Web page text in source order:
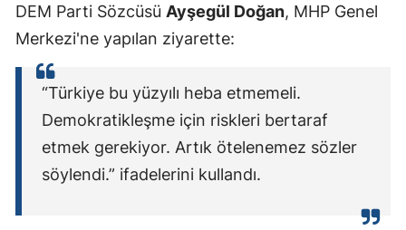
Malatya
Kahramanmaraş
Mardin
Muğla
DEM Parti Sözcüsü Ayşegül Doğan, MHP Genel
Merkezi'ne yapılan ziyarette:
“Türkiye bu yüzyılı heba etmemeli.
Demokratikleşme için riskleri bertaraf
etmek gerekiyor. Artık ötelenemez sözler
söylendi.” ifadelerini kullandı.